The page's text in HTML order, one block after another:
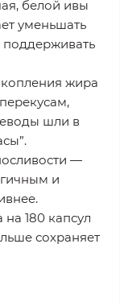
белой ивы
уменьшать
поддерживать
жира
шли в
—
и
180 капсул
сохраняет